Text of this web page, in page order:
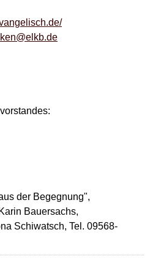
der Begegnung",
Bauersachs,
Schiwatsch, Tel. 09568-